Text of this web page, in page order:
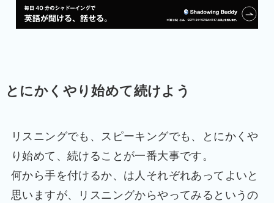
とにかくやり始めて続けよう
リスニングでも、スピーキングでも、とにかくや
り始めて、続けることが一番大事です。
何から手を付けるか、は人それぞれあってよいと
思いますが、リスニングからやってみるというの